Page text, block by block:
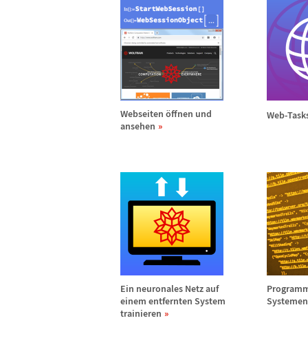
Webseiten öffnen und
ansehen
Web-
Ein neuronales Netz auf
einem entfernten System
trainieren